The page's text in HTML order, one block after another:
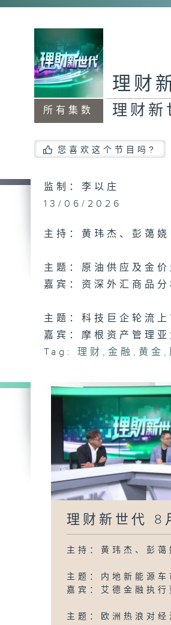
所有集数
理财
理财新
您喜欢这个节目吗?
监制：李以庄
13/06/2026
主持：黄玮杰、彭蔼娆
主题：原油供应及金价
嘉宾：资深外汇商品
主题：科技巨企轮流
嘉宾：摩根资产管理
Tag:
理财 ,金融 , 黄金 ,
理财新世代 8
主持：黄玮杰、彭蔼
主题：内地新能源车
嘉宾：艾德金融执
主题：欧洲热浪对经